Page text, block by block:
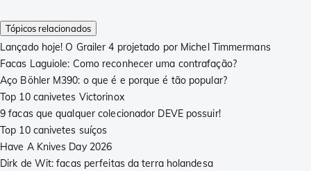
Tópicos relacionados
Lançado hoje! O Grailer 4 projetado por Michel Timmermans
Facas Laguiole: Como reconhecer uma contrafação?
Aço Böhler M390: o que é e porque é tão popular?
Top 10 canivetes Victorinox
9 facas que qualquer colecionador DEVE possuir!
Top 10 canivetes suíços
Have A Knives Day 2026
Dirk de Wit: facas perfeitas da terra holandesa